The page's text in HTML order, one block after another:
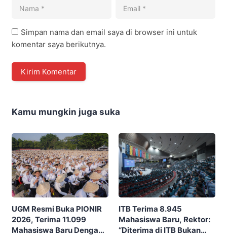
Simpan nama dan email saya di browser ini untuk
komentar saya berikutnya.
Kamu mungkin juga suka
UGM Resmi Buka PIONIR
2026, Terima 11.099
Mahasiswa Baru Dengan
ITB Terima 8.945
Mahasiswa Baru, Rektor:
“Diterima di ITB Bukan